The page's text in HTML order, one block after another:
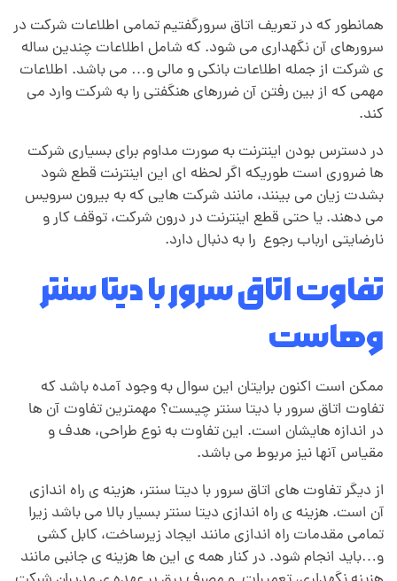
ی
س
ت
؟
ا
ه
م
ی
ت
ا
ت
همانطور که در تعریف اتاق سرورگفتیم تمامی اطلاعات شرکت در
سرورهای آن نگهداری می شود. که شامل اطلاعات چندین ساله
ی شرکت از جمله اطلاعات بانکی و مالی و… می باشد. اطلاعات
مهمی که از بین رفتن آن ضررهای هنگفتی را به شرکت وارد می
کند.
در دسترس بودن اینترنت به صورت مداوم برای بسیاری شرکت
ها ضروری است طوریکه اگر لحظه ای این اینترنت قطع شود
بشدت زیان می بینند، مانند شرکت هایی که به بیرون سرویس
می دهند. یا حتی قطع اینترنت در درون شرکت، توقف کار و
نارضایتی ارباب رجوع را به دنبال دارد.
تفاوت اتاق سرور با دیتا سنتر
وهاست
ممکن است اکنون برایتان این سوال به وجود آمده باشد که
تفاوت اتاق سرور با دیتا سنتر چیست؟ مهمترین تفاوت آن ها
در اندازه هایشان است. این تفاوت به نوع طراحی، هدف و
مقیاس آنها نیز مربوط می باشد.
از دیگر تفاوت های اتاق سرور با دیتا سنتر، هزینه ی راه اندازی
آن است. هزینه ی راه اندازی دیتا سنتر بسیار بالا می باشد زیرا
تمامی مقدمات راه اندازی مانند ایجاد زیرساخت، کابل کشی
و…باید انجام شود. در کنار همه ی این ها هزینه ی جانبی مانند